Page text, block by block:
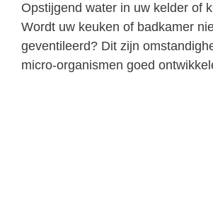
Opstijgend water in uw kelder of
Wordt uw keuken of badkamer
geventileerd? Dit zijn
micro-organismen goed